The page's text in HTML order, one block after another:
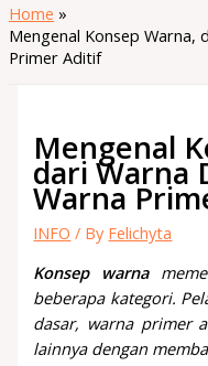
Home
Mengenal Konsep Warna,
Primer Aditif
Mengenal
dari Warna
Warna
INFO / By Felichyta
Konsep warna
beberapa kategori.
dasar, warna primer
lainnya dengan